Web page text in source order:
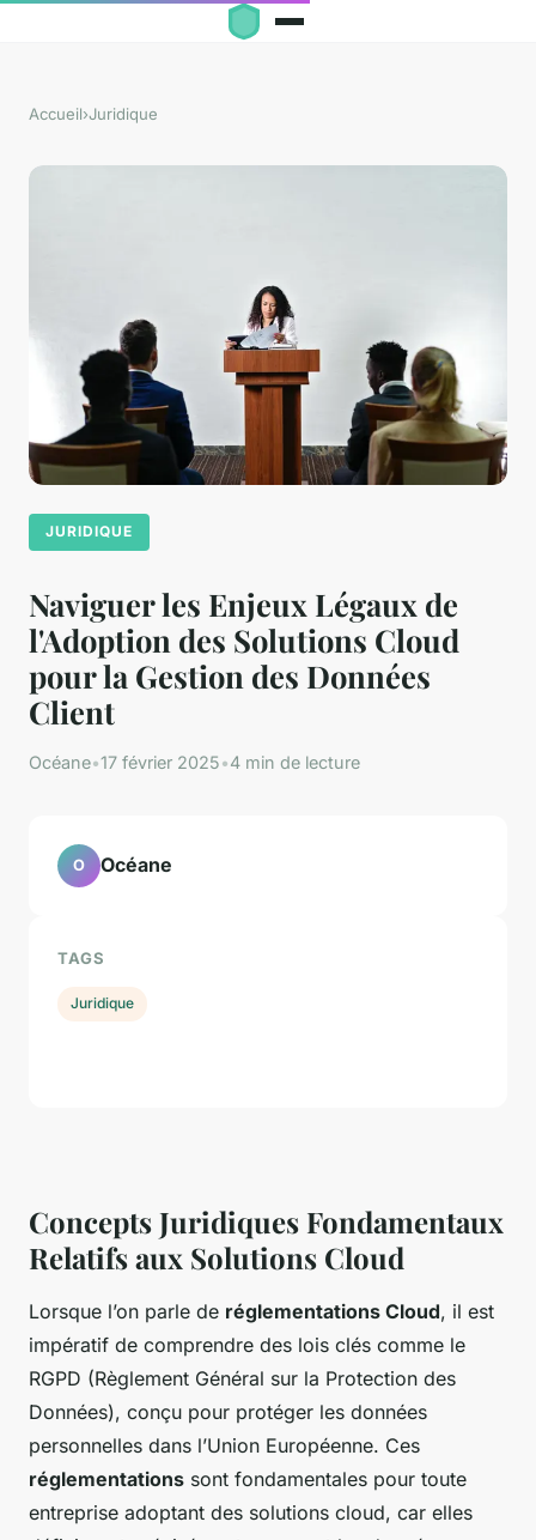
Accueil›Juridique
JURIDIQUE
Naviguer les Enjeux Légaux de
l'Adoption des Solutions Cloud
pour la Gestion des Données
Client
Océane•17 février 2025•4 min de lecture
Concepts Juridiques Fondamentaux
Relatifs aux Solutions Cloud
Lorsque l’on parle de réglementations Cloud, il est
impératif de comprendre des lois clés comme le
RGPD (Règlement Général sur la Protection des
Données), conçu pour protéger les données
personnelles dans l’Union Européenne. Ces
réglementations sont fondamentales pour toute
entreprise adoptant des solutions cloud, car elles
O Océane
TAGS
Juridique